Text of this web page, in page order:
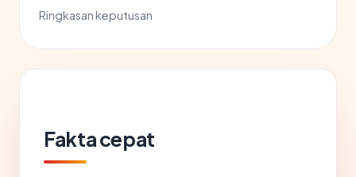
Ringkasan keputusan
Fakta cepat